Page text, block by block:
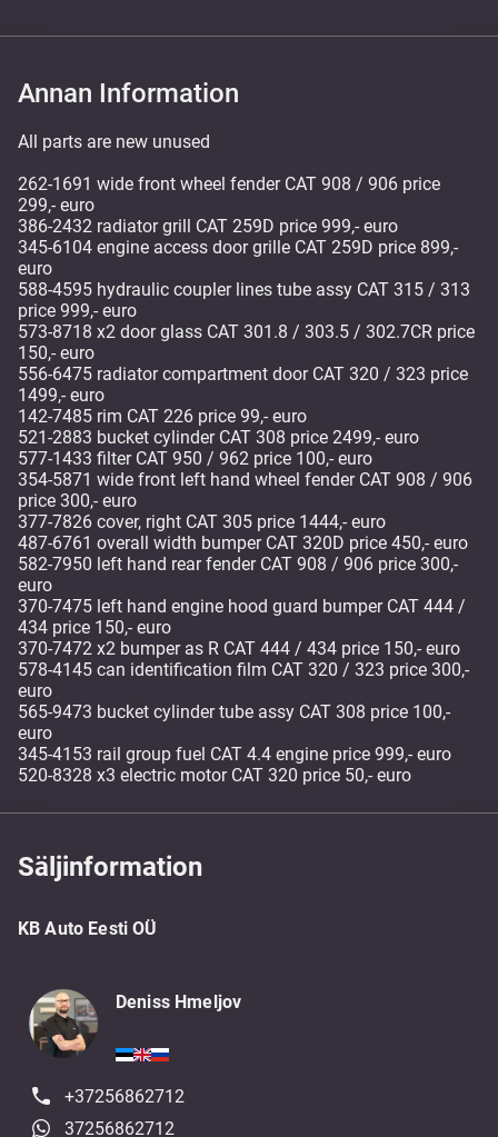
Annan Information
All parts are new unused
262-1691 wide front wheel fender CAT 908 / 906 price
299,- euro
386-2432 radiator grill CAT 259D price 999,- euro
345-6104 engine access door grille CAT 259D price 899,-
euro
588-4595 hydraulic coupler lines tube assy CAT 315 / 313
price 999,- euro
573-8718 x2 door glass CAT 301.8 / 303.5 / 302.7CR price
150,- euro
556-6475 radiator compartment door CAT 320 / 323 price
1499,- euro
142-7485 rim CAT 226 price 99,- euro
521-2883 bucket cylinder CAT 308 price 2499,- euro
577-1433 filter CAT 950 / 962 price 100,- euro
354-5871 wide front left hand wheel fender CAT 908 / 906
price 300,- euro
377-7826 cover, right CAT 305 price 1444,- euro
487-6761 overall width bumper CAT 320D price 450,- euro
582-7950 left hand rear fender CAT 908 / 906 price 300,-
euro
370-7475 left hand engine hood guard bumper CAT 444 /
434 price 150,- euro
370-7472 x2 bumper as R CAT 444 / 434 price 150,- euro
578-4145 can identification film CAT 320 / 323 price 300,-
euro
565-9473 bucket cylinder tube assy CAT 308 price 100,-
euro
345-4153 rail group fuel CAT 4.4 engine price 999,- euro
520-8328 x3 electric motor CAT 320 price 50,- euro
Säljinformation
KB Auto Eesti OÜ
Deniss Hmeljov
+37256862712
37256862712